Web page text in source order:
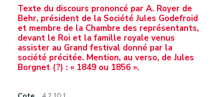
Texte du discours prononcé par A. Royer de
Behr, président de la Société Jules Godefroid
et membre de la Chambre des représentants,
devant le Roi et la famille royale venus
assister au Grand festival donné par la
société précitée. Mention, au verso, de Jules
Borgnet (?) : « 1849 ou 1856 ».